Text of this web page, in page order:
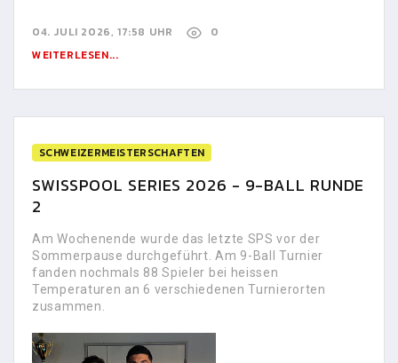
04. JULI 2026, 17:58 UHR
0
WEITERLESEN...
SCHWEIZERMEISTERSCHAFTEN
SWISSPOOL SERIES 2026 - 9-BALL RUNDE
2
Am Wochenende wurde das letzte SPS vor der
Sommerpause durchgeführt. Am 9-Ball Turnier
fanden nochmals 88 Spieler bei heissen
Temperaturen an 6 verschiedenen Turnierorten
zusammen.